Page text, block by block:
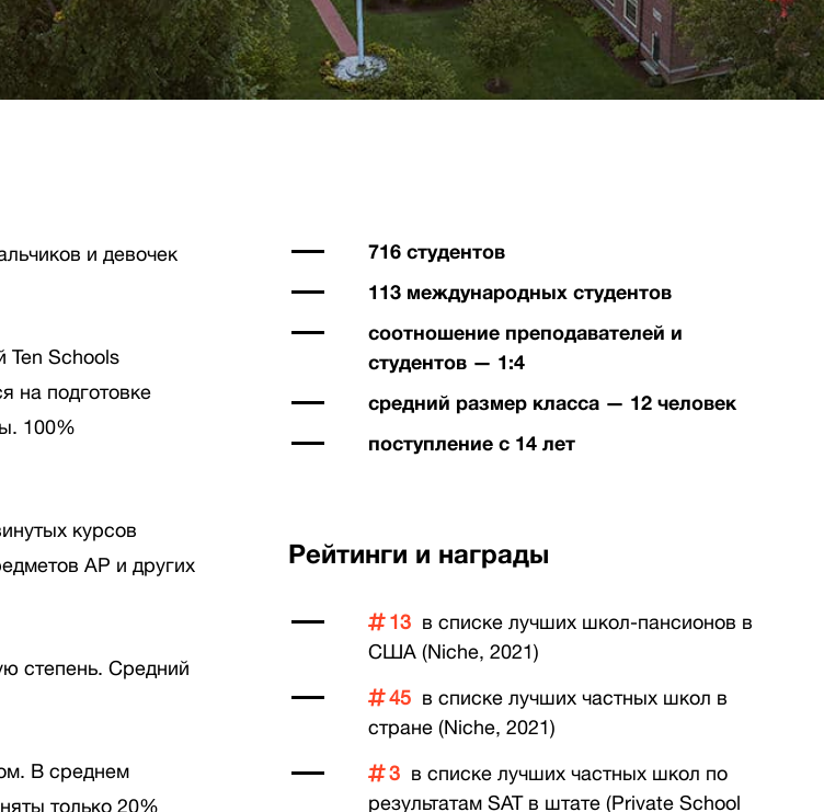
и девочек
Ten Schools
на подготовке
100%
курсов
AP и других
степень. Средний
В среднем
только 20%
716 студентов
113 международных студентов
соотношение преподавателей и
студентов — 1:4
средний размер класса — 12 человек
поступление с 14 лет
Рейтинги и награды
13 в списке лучших школ-пансионов в
США (Niche, 2021)
45 в списке лучших частных школ в
стране (Niche, 2021)
3 в списке лучших частных школ по
результатам SAT в штате (Private School